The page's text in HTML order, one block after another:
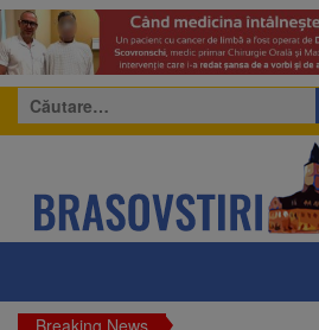
Caută
după: